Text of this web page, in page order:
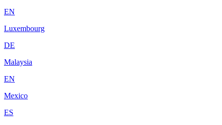
EN
Luxembourg
DE
Malaysia
EN
Mexico
ES